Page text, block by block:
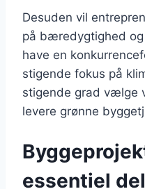
Desuden vil
på bæredygtighed og
have en
stigende fokus på
stigende grad vælge
levere grønne
essentiel